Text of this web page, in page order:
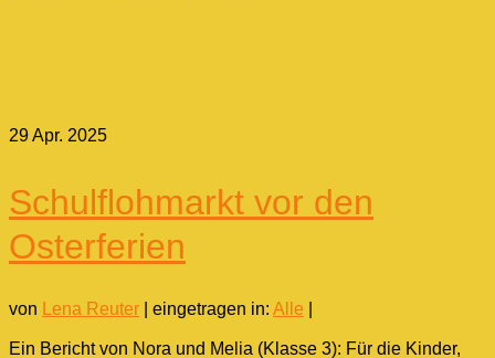
29Apr. 2025
Schulflohmarkt vor den
Osterferien
von Lena Reuter eingetragen in: Alle
Ein Bericht von Nora und Melia (Klasse 3): Für die Kinder,